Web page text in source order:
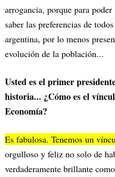
arrogancia, porque para
saber las preferencias de
argentina, por lo menos
evolución de la población...
Usted es el primer
historia... ¿Cómo es el
Economía?
Es fabulosa. Tenemos un
orgulloso y feliz no solo de
verdaderamente brillante